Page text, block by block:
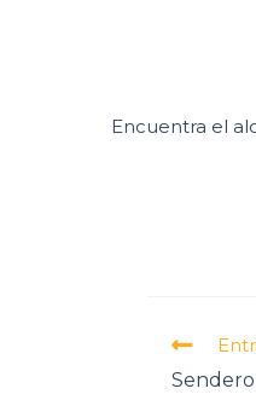
Encuentra el